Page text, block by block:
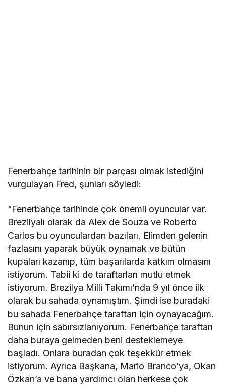
Fenerbahçe tarihinin bir parçası olmak istediğini
vurgulayan Fred, şunları söyledi:
“Fenerbahçe tarihinde çok önemli oyuncular var.
Brezilyalı olarak da Alex de Souza ve Roberto
Carlos bu oyunculardan bazıları. Elimden gelenin
fazlasını yaparak büyük oynamak ve bütün
kupaları kazanıp, tüm başarılarda katkım olmasını
istiyorum. Tabii ki de taraftarları mutlu etmek
istiyorum. Brezilya Milli Takımı’nda 9 yıl önce ilk
olarak bu sahada oynamıştım. Şimdi ise buradaki
bu sahada Fenerbahçe taraftarı için oynayacağım.
Bunun için sabırsızlanıyorum. Fenerbahçe taraftarı
daha buraya gelmeden beni desteklemeye
başladı. Onlara buradan çok teşekkür etmek
istiyorum. Ayrıca Başkana, Mario Branco’ya, Okan
Özkan’a ve bana yardımcı olan herkese çok